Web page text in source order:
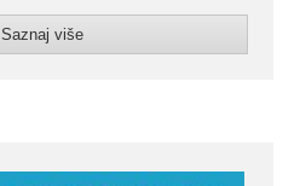
Saznaj više